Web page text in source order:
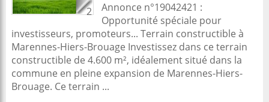
2
Annonce n°19042421 :
Opportunité spéciale pour
investisseurs, promoteurs... Terrain constructible à
Marennes-Hiers-Brouage Investissez dans ce terrain
constructible de 4.600 m², idéalement situé dans la
commune en pleine expansion de Marennes-Hiers-
Brouage. Ce terrain ...